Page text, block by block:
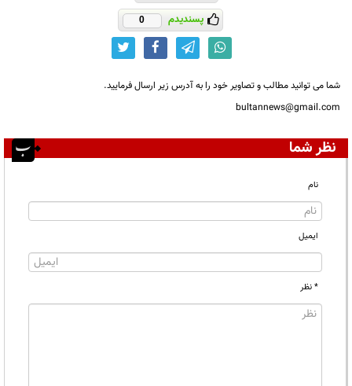
پسندیدم 0
شما می توانید مطالب و تصاویر خود را به آدرس زیر ارسال فرمایید.
bultannews@gmail.com
نظر شما
نام
ایمیل
* نظر